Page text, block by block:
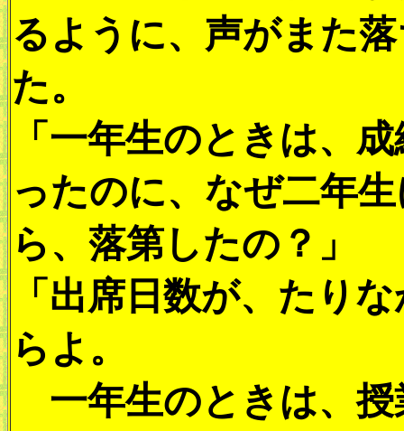
るように、声がまた
た。
「一年生のときは、
ったのに、なぜ二年
ら、落第したの？」
「出席日数が、たり
らよ。
一年生のときは、授